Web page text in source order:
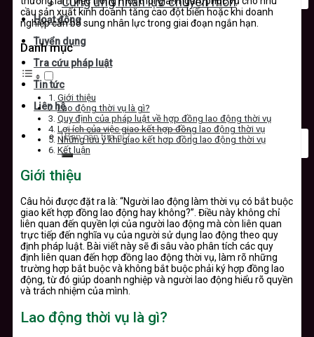
Hoạt động
Tuyển dụng
Tra cứu pháp luật
Tin tức
Liên hệ
cầu sản xuất kinh doanh tăng cao đột biến hoặc khi doanh
nghiệp cần bổ sung nhân lực trong giai đoạn ngắn hạn.
Danh mục
Giới thiệu
Lao động thời vụ là gì?
Quy định của pháp luật về hợp đồng lao động thời vụ
Lợi ích của việc giao kết hợp đồng lao động thời vụ
Những lưu ý khi giao kết hợp đồng lao động thời vụ
Kết luận
Giới thiệu
Câu hỏi được đặt ra là: “Người lao động làm thời vụ có bắt buộc
giao kết hợp đồng lao động hay không?”. Điều này không chỉ
liên quan đến quyền lợi của người lao động mà còn liên quan
trực tiếp đến nghĩa vụ của người sử dụng lao động theo quy
định pháp luật. Bài viết này sẽ đi sâu vào phân tích các quy
định liên quan đến hợp đồng lao động thời vụ, làm rõ những
trường hợp bắt buộc và không bắt buộc phải ký hợp đồng lao
động, từ đó giúp doanh nghiệp và người lao động hiểu rõ quyền
và trách nhiệm của mình.
Lao động thời vụ là gì?